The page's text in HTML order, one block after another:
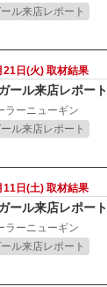
ル来店レポート
21日(火) 取材結果
ール来店レポート
ラーニューギン
ル来店レポート
11日(土) 取材結果
ール来店レポート
ラーニューギン
ル来店レポート